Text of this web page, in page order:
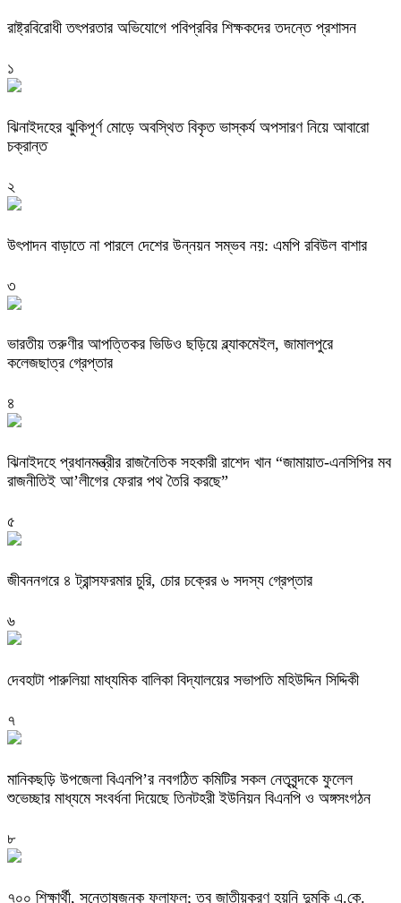
রাষ্ট্রবিরোধী তৎপরতার অভিযোগে পবিপ্রবির শিক্ষকদের তদন্তে প্রশাসন
১
ঝিনাইদহের ঝুকিপূর্ণ মোড়ে অবস্থিত বিকৃত ভাস্কর্য অপসারণ নিয়ে আবারো
চক্রান্ত
২
উৎপাদন বাড়াতে না পারলে দেশের উন্নয়ন সম্ভব নয়: এমপি রবিউল বাশার
৩
ভারতীয় তরুণীর আপত্তিকর ভিডিও ছড়িয়ে ব্ল্যাকমেইল, জামালপুরে
কলেজছাত্র গ্রেপ্তার
৪
ঝিনাইদহে প্রধানমন্ত্রীর রাজনৈতিক সহকারী রাশেদ খান “জামায়াত-এনসিপির মব
রাজনীতিই আ’লীগের ফেরার পথ তৈরি করছে”
৫
জীবননগরে ৪ ট্রান্সফরমার চুরি, চোর চক্রের ৬ সদস্য গ্রেপ্তার
৬
দেবহাটা পারুলিয়া মাধ্যমিক বালিকা বিদ্যালয়ের সভাপতি মহিউদ্দিন সিদ্দিকী
৭
মানিকছড়ি উপজেলা বিএনপি’র নবগঠিত কমিটির সকল নেতৃবৃন্দকে ফুলেল
শুভেচ্ছার মাধ্যমে সংবর্ধনা দিয়েছে তিনটহরী ইউনিয়ন বিএনপি ও অঙ্গসংগঠন
৮
৭০০ শিক্ষার্থী, সন্তোষজনক ফলাফল; তবু জাতীয়করণ হয়নি দুমকি এ.কে.